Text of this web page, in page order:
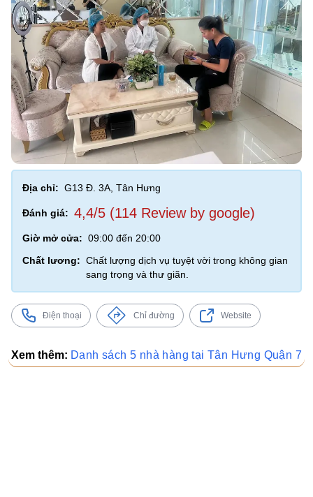
Địa chỉ: G13 Đ. 3A, Tân Hưng
Đánh giá: 4,4/5 (114 Review by google)
Giờ mở cửa: 09:00 đến 20:00
Chất lương: Chất lượng dịch vụ tuyệt vời trong không gian
sang trọng và thư giãn.
Điện thoại Chỉ đường Website
Xem thêm: Danh sách 5 nhà hàng tại Tân Hưng Quận 7